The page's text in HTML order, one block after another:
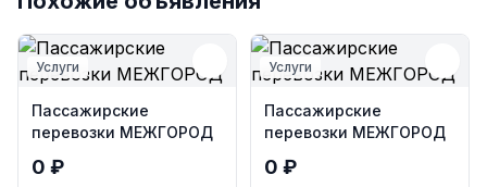
Услуги
Пассажирские
перевозки МЕЖГОРОД
0 ₽
Услуги
Пассажирские
перевозки МЕЖГОРОД
0 ₽